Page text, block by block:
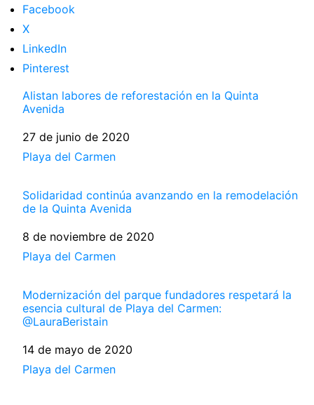
Facebook
X
LinkedIn
Pinterest
Alistan labores de reforestación en la Quinta
Avenida
Fecha
27 de junio de 2020
Respecto a
Playa del Carmen
Solidaridad continúa avanzando en la remodelación
de la Quinta Avenida
Fecha
8 de noviembre de 2020
Respecto a
Playa del Carmen
Modernización del parque fundadores respetará la
esencia cultural de Playa del Carmen:
@LauraBeristain
Fecha
14 de mayo de 2020
Respecto a
Playa del Carmen